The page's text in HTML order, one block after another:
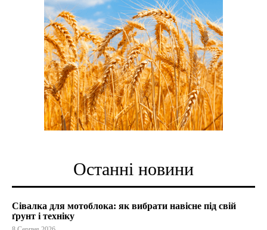
Останні новини
Сівалка для мотоблока: як вибрати навісне під свій
ґрунт і техніку